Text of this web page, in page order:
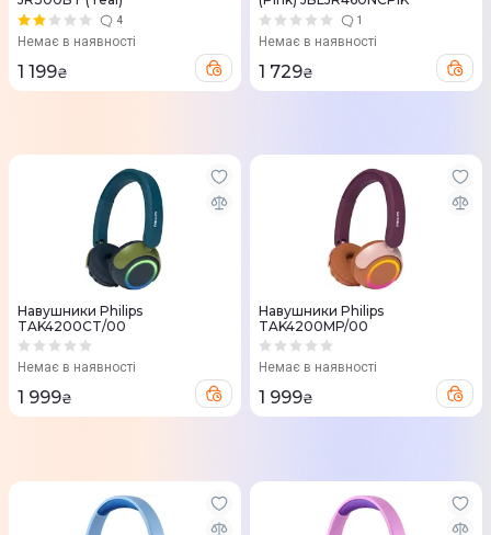
4
Немає в наявності
1 199₴
1
Немає в наявності
1 729₴
Навушники Philips
TAK4200CT/00
Немає в наявності
1 999₴
Навушники Philips
TAK4200MP/00
Немає в наявності
1 999₴